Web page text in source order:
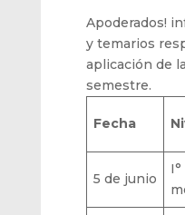
Apoderados!
y temarios
aplicación de
semestre.
Fecha
5 de junio